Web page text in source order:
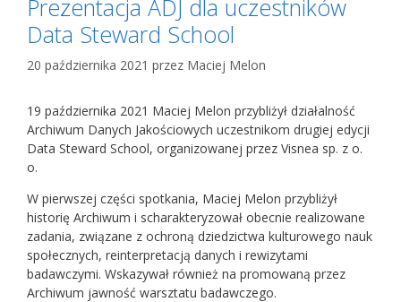
Prezentacja ADJ dla uczestników
Data Steward School
20 października 2021 przez Maciej Melon
19 października 2021 Maciej Melon przybliżył działalność
Archiwum Danych Jakościowych uczestnikom drugiej edycji
Data Steward School, organizowanej przez Visnea sp. z o.
o.
W pierwszej części spotkania, Maciej Melon przybliżył
historię Archiwum i scharakteryzował obecnie realizowane
zadania, związane z ochroną dziedzictwa kulturowego nauk
społecznych, reinterpretacją danych i rewizytami
badawczymi. Wskazywał również na promowaną przez
Archiwum jawność warsztatu badawczego.